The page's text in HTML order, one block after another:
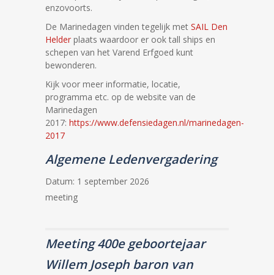
enzovoorts.
De Marinedagen vinden tegelijk met SAIL Den
Helder plaats waardoor er ook tall ships en
schepen van het Varend Erfgoed kunt
bewonderen.
Kijk voor meer informatie, locatie,
programma etc. op de website van de
Marinedagen
2017: https://www.defensiedagen.nl/marinedagen-
2017
Algemene Ledenvergadering
Datum: 1 september 2026
meeting
Meeting 400e geboortejaar
Willem Joseph baron van